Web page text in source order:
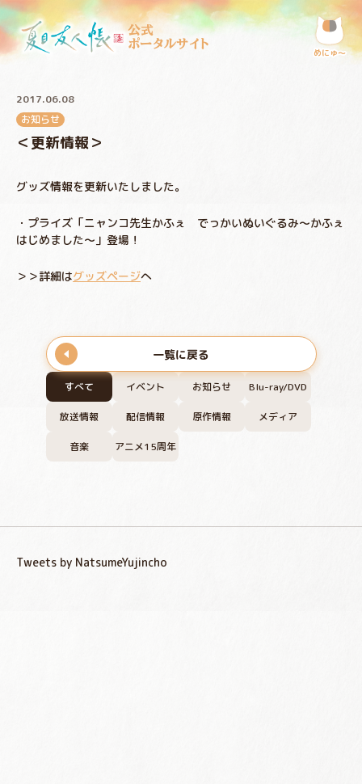
公式
ポータルサイト
めにゅ〜
すべて イベント お知らせ Blu-ray/DVD
放送情報 配信情報 原作情報 メディア
音楽 アニメ15周年
2017.06.08
お知らせ
＜更新情報＞
グッズ情報を更新いたしました。
・プライズ「ニャンコ先生かふぇ でっかいぬいぐるみ～かふぇ
はじめました～」登場！
＞＞詳細はグッズページへ
一覧に戻る
Tweets by NatsumeYujincho